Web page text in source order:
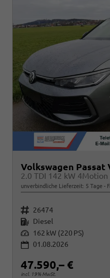
Volkswagen Passat
unverbindliche Lieferzeit: 5 Tage
Fahrzeugnr. 26474
Kraftstoff Diesel
Leistung 162 kW (220 PS)
01.08.2026
47.590,– €
incl. 19% MwSt.